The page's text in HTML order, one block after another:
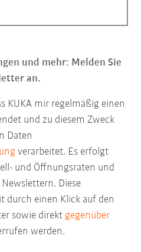
und mehr: Melden Sie
an.
KUKA mir regelmäßig einen
und zu diesem Zweck
Daten
verarbeitet. Es erfolgt
und Öffnungsraten und
Diese
durch einen Klick auf den
sowie direktgegenüber
werden.